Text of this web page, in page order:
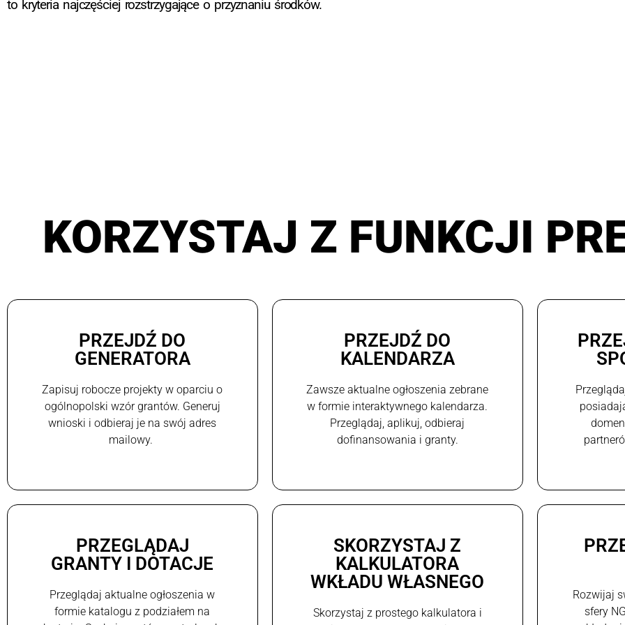
to kryteria najczęściej rozstrzygające o przyznaniu środków.
KORZYSTAJ Z FUNKCJI
PRZEJDŹ DO
GENERATORA
Zapisuj robocze projekty w oparciu o
ogólnopolski wzór grantów. Generuj
wnioski i odbieraj je na swój adres
mailowy.
PRZEJDŹ DO
KALENDARZA
Zawsze aktualne ogłoszenia zebrane
w formie interaktywnego kalendarza.
Przeglądaj, aplikuj, odbieraj
dofinansowania i granty.
PRZEGLĄDAJ
GRANTY I DOTACJE
Przeglądaj aktualne ogłoszenia w
formie katalogu z podziałem na
SKORZYSTAJ Z
KALKULATORA
WKŁADU WŁASNEGO
Skorzystaj z prostego kalkulatora i
Rozwijaj
sfery